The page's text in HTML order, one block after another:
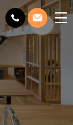
メ
ニ
を
開
く